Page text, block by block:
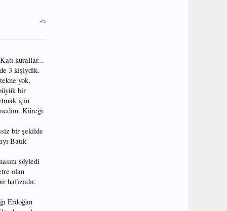
#5
kurallar...
3 kişiydik.
yok,
bir
için
Küreği
bir şekilde
Batık
söyledi
olan
hafızadır.
Erdoğan